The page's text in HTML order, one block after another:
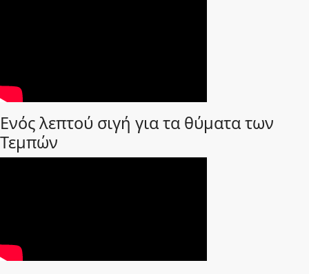
Ενός λεπτού σιγή για τα θύματα των
Τεμπών